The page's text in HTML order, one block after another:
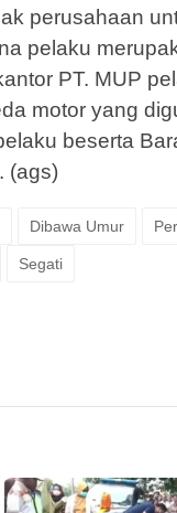
perusahaan
pelaku
PT. MUP
motor yang
beserta
(ags)
Dibawa Umur
Segati